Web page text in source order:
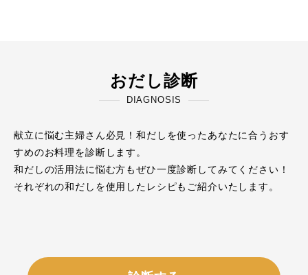
おだし診断
DIAGNOSIS
献立に悩む主婦さん必見！和だしを使ったあなたに合うおす
すめのお料理を診断します。
和だしの活用法に悩む方もぜひ一度診断してみてください！
それぞれの和だしを使用したレシピもご紹介いたします。